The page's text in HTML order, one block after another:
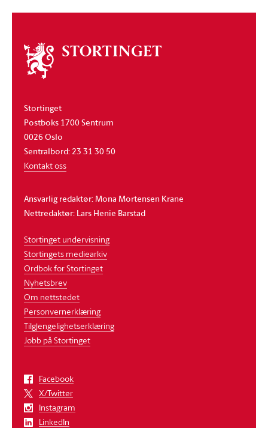
Om
stortinget
Stortinget
Postboks 1700 Sentrum
0026 Oslo
Sentralbord: 23 31 30 50
Kontakt oss
Ansvarlig redaktør: Mona Mortensen Krane
Nettredaktør: Lars Henie Barstad
Stortinget undervisning
Stortingets mediearkiv
Ordbok for Stortinget
Nyhetsbrev
Om nettstedet
Personvernerklæring
Tilgjengelighetserklæring
Jobb på Stortinget
Facebook
X/Twitter
Instagram
LinkedIn